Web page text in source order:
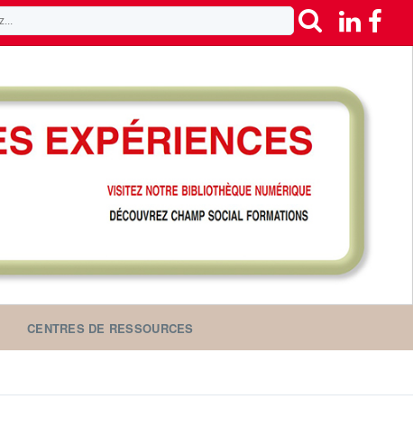
CENTRES DE RESSOURCES